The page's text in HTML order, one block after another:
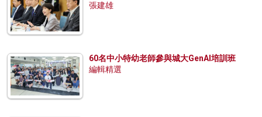
張建雄
60名中小特幼老師參與城大GenAI培訓班
編輯精選